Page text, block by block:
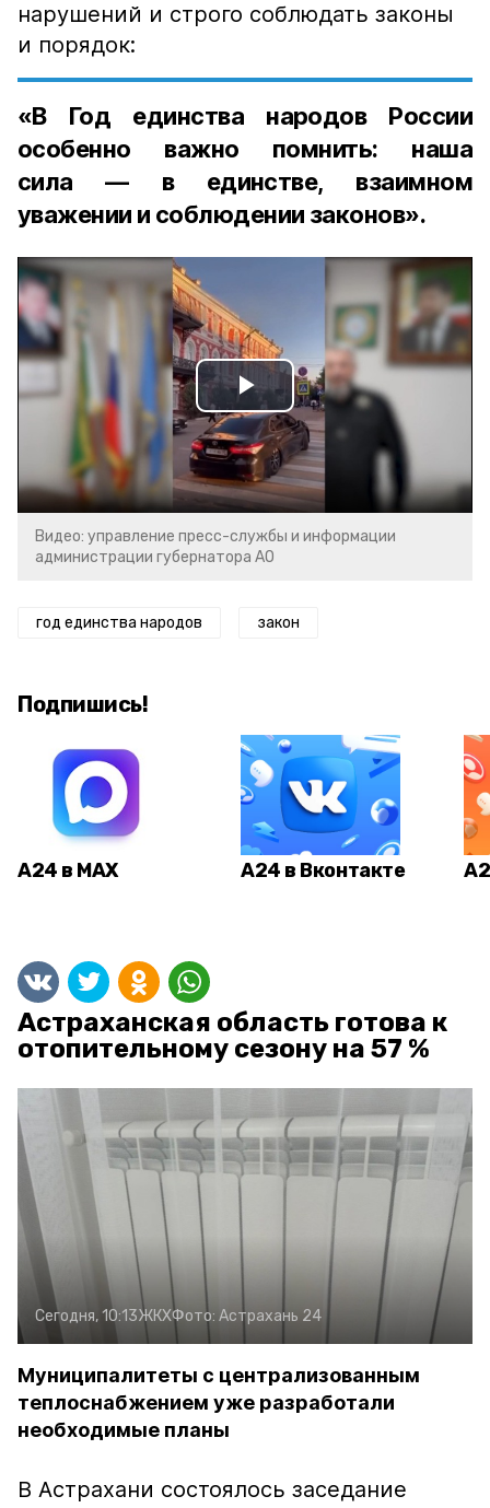
нарушений и строго соблюдать законы
и порядок:
«В Год единства народов России
особенно важно помнить: наша
сила — в единстве, взаимном
уважении и соблюдении законов».
Play
Video
Видео: управление пресс-службы и информации
администрации губернатора АО
год единства народов закон
Подпишись!
А24 в MAX А24 в Вконтакте
Астраханская область готова к
отопительному сезону на 57 %
Сегодня, 10:13ЖКХФото: Астрахань 24
Муниципалитеты с централизованным
теплоснабжением уже разработали
необходимые планы
В Астрахани состоялось заседание